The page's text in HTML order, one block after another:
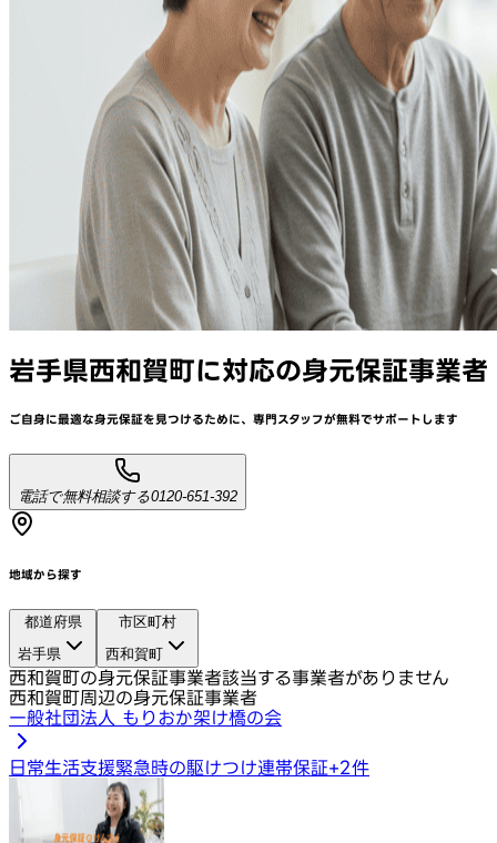
岩手県西和賀町に対応の身元保証事業者
ご自身に最適な身元保証を見つけるために、 専門スタッフが無料でサポートします
電話で無料相談する0120-651-392
地域から探す
都道府県
岩手県
市区町村
西和賀町
西和賀町の身元保証事業者該当する事業者がありません
西和賀町周辺の身元保証事業者
一般社団法人 もりおか架け橋の会
日常生活支援緊急時の駆けつけ連帯保証+2件